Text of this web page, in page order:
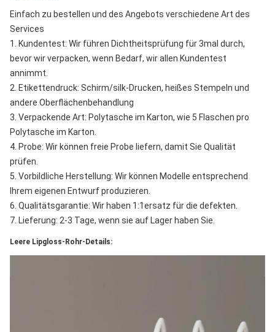
Einfach zu bestellen und des Angebots verschiedene Art des
Services
1. Kundentest: Wir führen Dichtheitsprüfung für 3mal durch,
bevor wir verpacken, wenn Bedarf, wir allen Kundentest
annimmt.
2. Etikettendruck: Schirm/silk-Drucken, heißes Stempeln und
andere Oberflächenbehandlung
3. Verpackende Art: Polytasche im Karton, wie 5 Flaschen pro
Polytasche im Karton.
4. Probe: Wir können freie Probe liefern, damit Sie Qualität
prüfen.
5. Vorbildliche Herstellung: Wir können Modelle entsprechend
Ihrem eigenen Entwurf produzieren.
6. Qualitätsgarantie: Wir haben 1:1ersatz für die defekten.
7. Lieferung: 2-3 Tage, wenn sie auf Lager haben Sie.
Leere Lipgloss-Rohr-Details: